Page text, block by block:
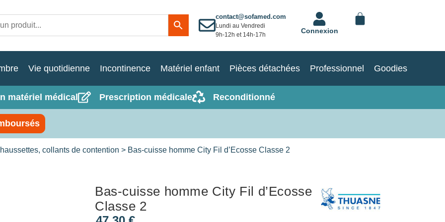
contact@sofamed.com
Lundi au Vendredi
9h-12h et 14h-17h
Connexion
Vie quotidienne Incontinence Matériel enfant Pièces détachées Professionnel Goodies
matériel médical Prescription médicale Reconditionné
collants de contention > Bas-cuisse homme City Fil d’Ecosse Classe 2
Bas-cuisse homme City Fil d’Ecosse
Classe 2